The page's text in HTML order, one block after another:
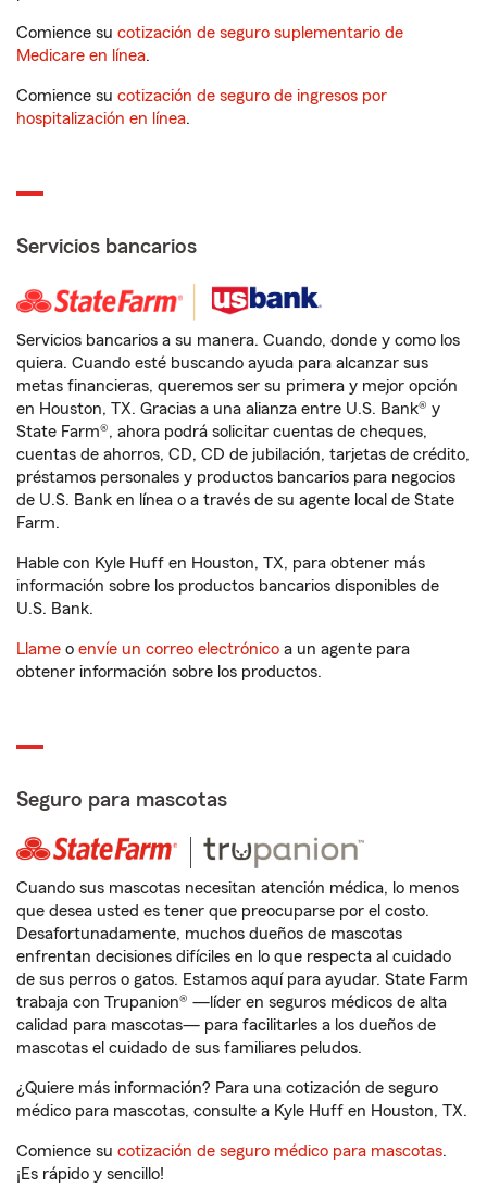
Comience su cotización de seguro suplementario de
Medicare en línea.
Comience su cotización de seguro de ingresos por
hospitalización en línea.
Servicios bancarios
Servicios bancarios a su manera. Cuando, donde y como los
quiera. Cuando esté buscando ayuda para alcanzar sus
metas financieras, queremos ser su primera y mejor opción
en Houston, TX. Gracias a una alianza entre U.S. Bank® y
State Farm®, ahora podrá solicitar cuentas de cheques,
cuentas de ahorros, CD, CD de jubilación, tarjetas de crédito,
préstamos personales y productos bancarios para negocios
de U.S. Bank en línea o a través de su agente local de State
Farm.
Hable con Kyle Huff en Houston, TX, para obtener más
información sobre los productos bancarios disponibles de
U.S. Bank.
Llame o envíe un correo electrónico a un agente para
obtener información sobre los productos.
Seguro para mascotas
Cuando sus mascotas necesitan atención médica, lo menos
que desea usted es tener que preocuparse por el costo.
Desafortunadamente, muchos dueños de mascotas
enfrentan decisiones difíciles en lo que respecta al cuidado
de sus perros o gatos. Estamos aquí para ayudar. State Farm
trabaja con Trupanion® —líder en seguros médicos de alta
calidad para mascotas— para facilitarles a los dueños de
mascotas el cuidado de sus familiares peludos.
¿Quiere más información? Para una cotización de seguro
médico para mascotas, consulte a Kyle Huff en Houston, TX.
Comience su cotización de seguro médico para mascotas.
¡Es rápido y sencillo!